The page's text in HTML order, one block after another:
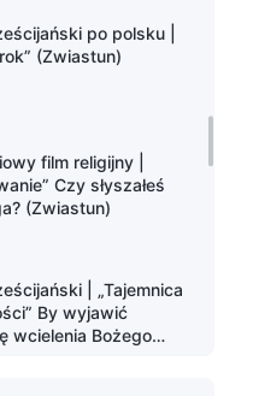
po polsku |
(Zwiastun)
film religijny |
Czy słyszałeś
(Zwiastun)
| „Tajemnica
By wyjawić
wcielenia Bożego